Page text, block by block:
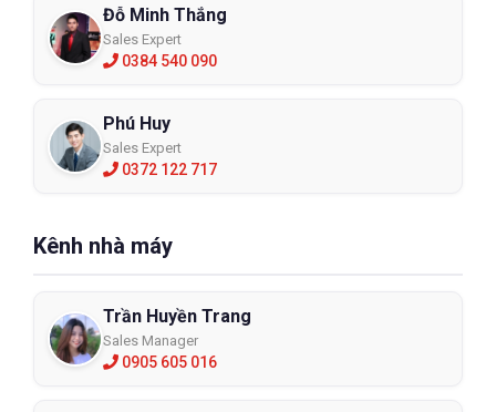
Đỗ Minh Thắng
Sales Expert
0384 540 090
Phú Huy
Sales Expert
0372 122 717
Kênh nhà máy
Trần Huyền Trang
Sales Manager
0905 605 016